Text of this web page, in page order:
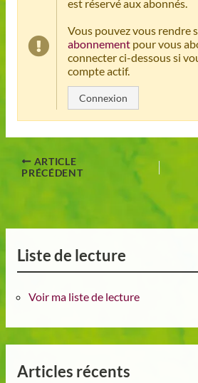
est réservé aux abonnés.
Vous pouvez vous rendre
abonnementpour vous
connecter ci-dessous si
compte actif.
Connexion
ARTICLE
PRÉCÉDENT
Liste de lecture
Voir ma liste de lecture
Articles récents